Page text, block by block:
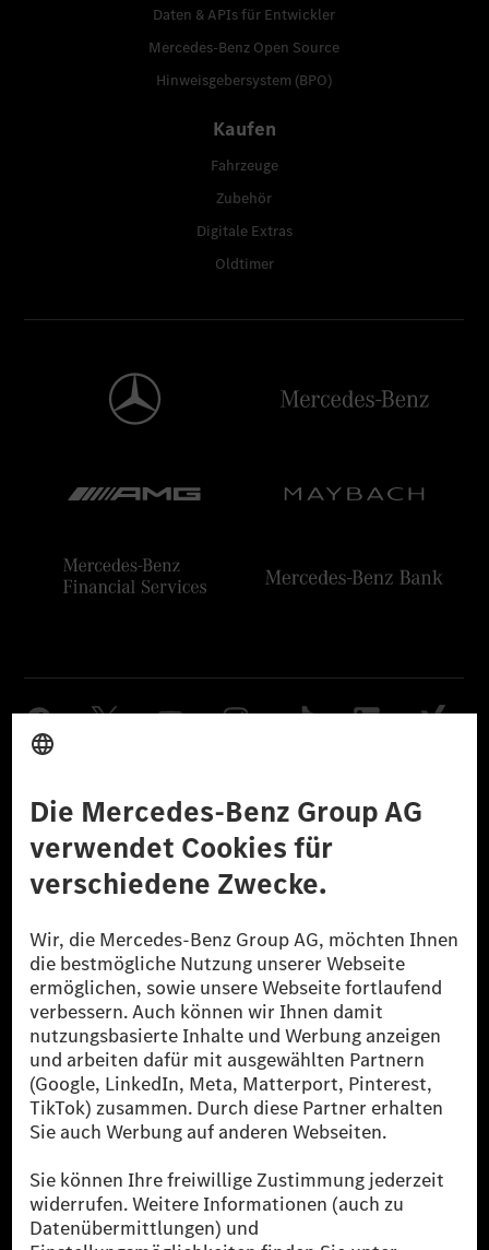
Daten & APIs für Entwickler
Mercedes-Benz Open Source
Hinweisgebersystem (BPO)
Kaufen
Fahrzeuge
Zubehör
Digitale Extras
Oldtimer
Datenschutz Lizenzhinweise Dritter Barrierefreiheit
© 2026 Mercedes-Benz Group AG. Alle Rechte vorbehalten.
[1] Bilanziell CO₂-neutral bedeutet, dass nicht vermiedene oder nicht
reduzierte CO₂-Emissionen bei der Mercedes-Benz Group durch
zertifizierte Ausgleichsprojekte kompensiert werden.
[2] Renewable Charging ist ein integraler Bestandteil von MB.CHARGE
Public in Europa, den USA, Kanada und China. Sofern an der jeweiligen
Ladestation noch kein Strom aus erneuerbaren Energien vorliegt,
verwendet Renewable Charging Grünstromzertifikate*. Diese stellen
sicher, dass für Ladevorgänge über MB.CHARGE Public eine äquivalente
Strommenge aus erneuerbaren Energien ins Stromnetz eingespeist wird.
als sechs Jahre sind.
* Inkl. EKOenergy Ökolabel
* Die angegebenen Werte wurden nach dem vorgeschriebenen
Messverfahren WLTP (Worldwide harmonised Light vehicles Test